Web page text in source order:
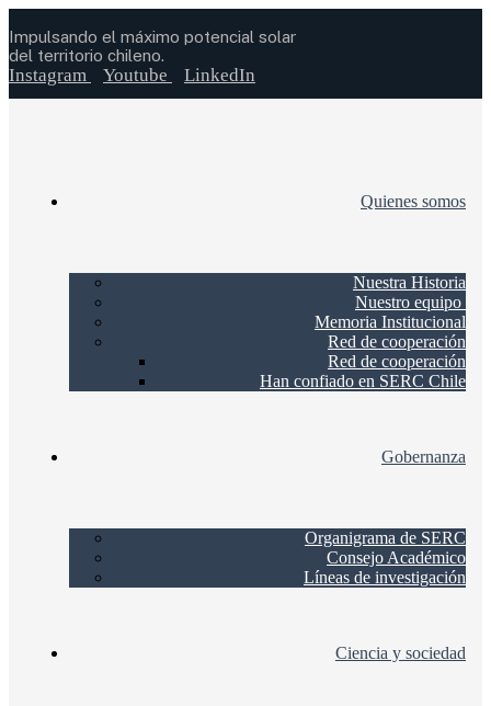
Impulsando el máximo potencial solar
del territorio chileno.
Instagram Youtube LinkedIn
Quienes somos
Nuestra Historia
Nuestro equipo
Memoria Institucional
Red de cooperación
Red de cooperación
Han confiado en SERC Chile
Gobernanza
Organigrama de SERC
Consejo Académico
Líneas de investigación
Ciencia y sociedad